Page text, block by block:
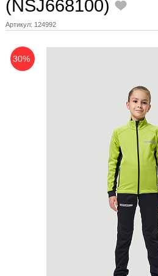
(NSJ668100)
Артикул: 124992
30%